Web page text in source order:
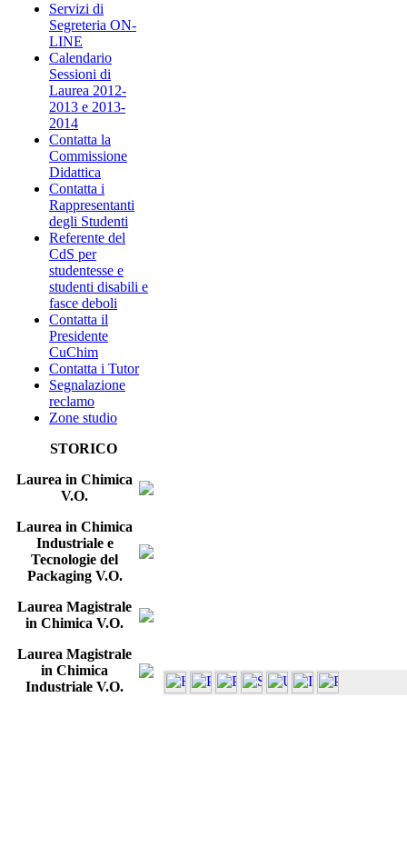
Servizi di
Segreteria ON-
LINE
Calendario
Sessioni di
Laurea 2012-
2013 e 2013-
2014
Contatta la
Commissione
Didattica
Contatta i
Rappresentanti
degli Studenti
Referente del
CdS per
studentesse e
studenti disabili e
fasce deboli
Contatta il
Presidente
CuChim
Contatta i Tutor
Segnalazione
reclamo
Zone studio
STORICO
Laurea in Chimica
V.O.
Laurea in Chimica
Industriale e
Tecnologie del
Packaging V.O.
Laurea Magistrale
in Chimica V.O.
Laurea Magistrale
in Chimica
Industriale V.O.